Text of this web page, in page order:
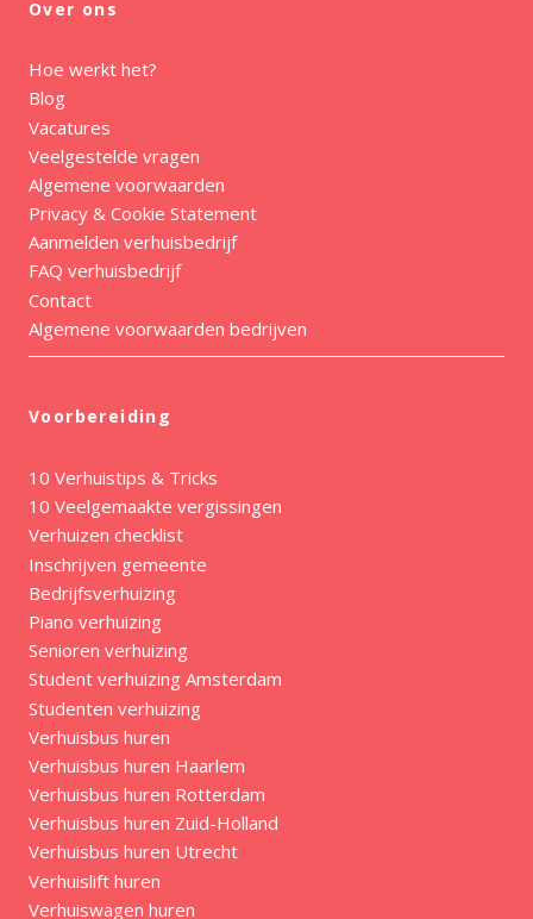
Over ons
Hoe werkt het?
Blog
Vacatures
Veelgestelde vragen
Algemene voorwaarden
Privacy & Cookie Statement
Aanmelden verhuisbedrijf
FAQ verhuisbedrijf
Contact
Algemene voorwaarden bedrijven
Voorbereiding
10 Verhuistips & Tricks
10 Veelgemaakte vergissingen
Verhuizen checklist
Inschrijven gemeente
Bedrijfsverhuizing
Piano verhuizing
Senioren verhuizing
Student verhuizing Amsterdam
Studenten verhuizing
Verhuisbus huren
Verhuisbus huren Haarlem
Verhuisbus huren Rotterdam
Verhuisbus huren Zuid-Holland
Verhuisbus huren Utrecht
Verhuislift huren
Verhuiswagen huren